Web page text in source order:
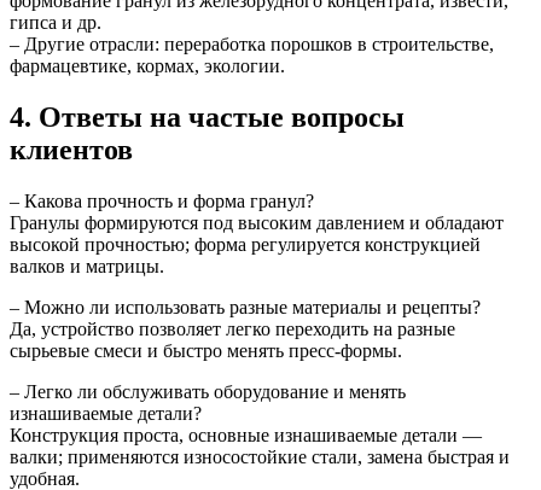
гипса и др.
– Другие отрасли: переработка порошков в строительстве,
фармацевтике, кормах, экологии.
4. Ответы на частые вопросы
клиентов
– Какова прочность и форма гранул?
Гранулы формируются под высоким давлением и обладают
высокой прочностью; форма регулируется конструкцией
валков и матрицы.
– Можно ли использовать разные материалы и рецепты?
Да, устройство позволяет легко переходить на разные
сырьевые смеси и быстро менять пресс-формы.
– Легко ли обслуживать оборудование и менять
изнашиваемые детали?
Конструкция проста, основные изнашиваемые детали —
валки; применяются износостойкие стали, замена быстрая и
удобная.